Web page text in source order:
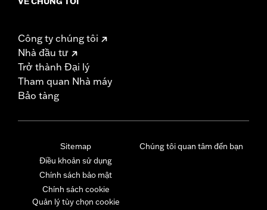
Công ty chúng tôi
Nhà đầu tư
Trở thành Đại lý
Tham quan Nhà máy
Bảo tàng
Sitemap
Điều khoản sử dụng
Chính sách bảo mật
Chính sách cookie
Quản lý tùy chọn cookie
Chúng tôi quan tâm đến bạn